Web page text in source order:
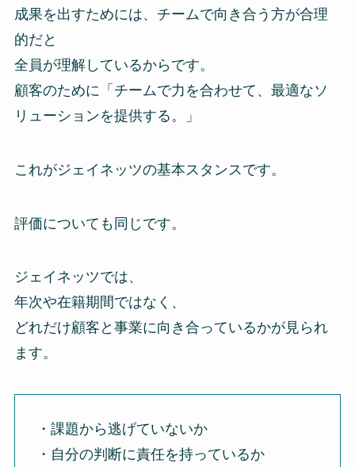
成果を出すためには、チームで向き合う方が合理
的だと
全員が理解しているからです。
顧客のために「チームで力を合わせて、最適なソ
リューションを提供する。」
これがジェイネッツの基本スタンスです。
評価についても同じです。
ジェイネッツでは、
年次や在籍期間ではなく、
どれだけ顧客と事業に向き合っているかが見られ
ます。
・課題から逃げていないか
・自分の判断に責任を持っているか